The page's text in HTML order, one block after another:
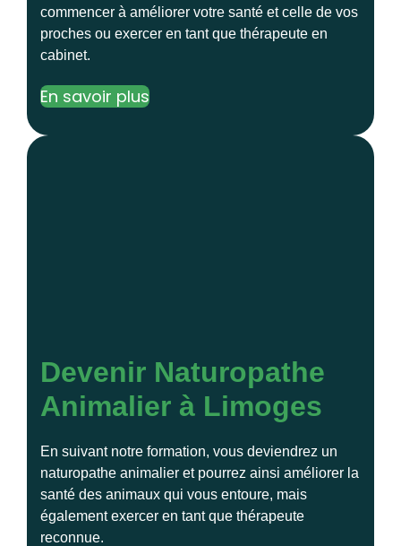
commencer à améliorer votre santé et celle de vos
proches ou exercer en tant que thérapeute en
cabinet.
En savoir plus
Devenir Naturopathe
Animalier à Limoges
En suivant notre formation, vous deviendrez un
naturopathe animalier et pourrez ainsi améliorer la
santé des animaux qui vous entoure, mais
également exercer en tant que thérapeute
reconnue.